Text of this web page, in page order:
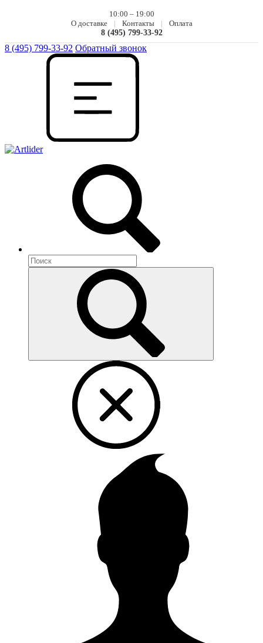
10:00 – 19:00
О доставке
| Контакты |
Оплата
8 (495) 799-33-92
8 (495) 799-33-92 Обратный звонок